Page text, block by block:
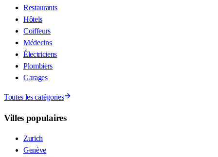
Restaurants
Hôtels
Coiffeurs
Médecins
Électriciens
Plombiers
Garages
Toutes les catégories
Villes populaires
Zurich
Genève